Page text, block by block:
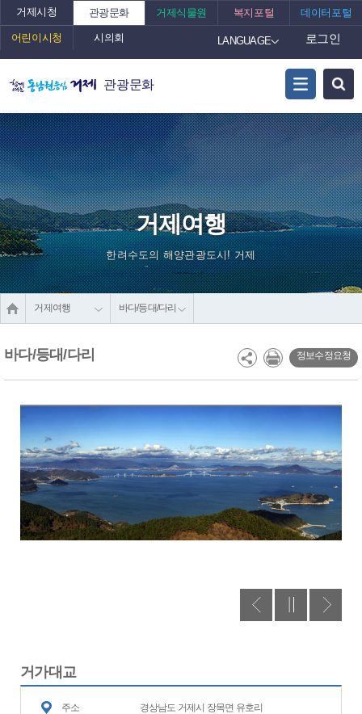
거제시청 관광문화 거제식물원 복지포털 데이터포털
어린이시청 시의회 LANGUAGE 로그인
관광문화
거제여행
한려수도의 해양관광도시! 거제
거제여행 바다/등대/다리
바다/등대/다리 정보수정요청
거가대교
주소 경상남도 거제시 장목면 유호리